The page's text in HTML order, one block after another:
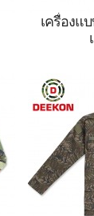
เครื่องแ